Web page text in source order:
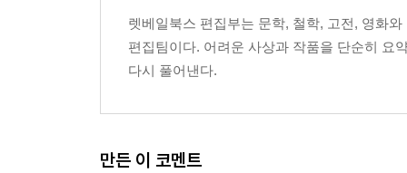
4장. 리외, 타루, 랑베르가 남긴 세 가지 길
1절. 기록하는 사람의 정직
렛베일북스 편집부는 문학, 철학, 고전, 영화
편집팀이다. 어려운 사상과 작품을 단순히 요
다시 풀어낸다.
만든 이 코멘트